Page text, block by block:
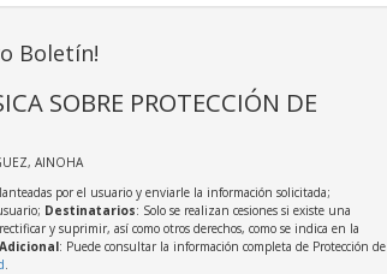
Boletín!
SOBRE PROTECCIÓN DE
AINOHA
por el usuario y enviarle la información solicitada;
Destinatarios: Solo se realizan cesiones si existe una
y suprimir, así como otros derechos, como se indica en la
: Puede consultar la información completa de Protección de
.